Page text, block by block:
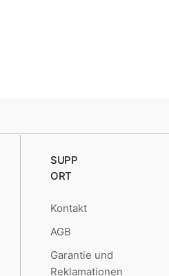
SUPP
ORT
Kontakt
AGB
Garantie und
Reklamationen